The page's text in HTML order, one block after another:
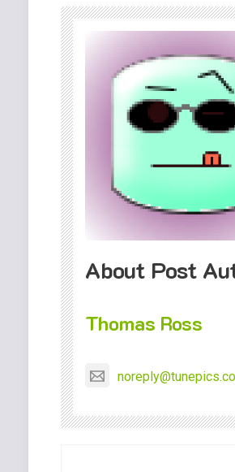
About Post
Thomas Ross